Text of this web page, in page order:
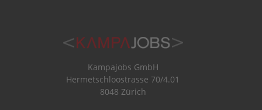
Kampajobs GmbH
Hermetschloostrasse 70/4.01
8048 Zürich